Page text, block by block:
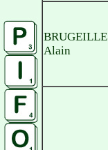
BRUGEILLE
Alain